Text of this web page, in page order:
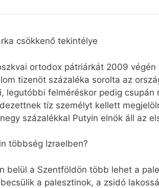
csökkenő tekintélye
ortodox pátriárkát 2009
tizenöt százaléka sorolta az
legutóbbi felméréskor pedig
tíz személyt kellett
százalékkal Putyin elnök áll az
többség Izraelben?
belül a Szentföldön több lehet a
a palesztinok, a zsidó